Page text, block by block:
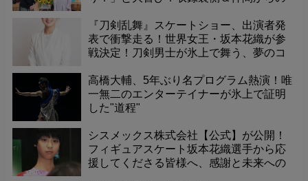
『刀剣乱舞』スケートショー、出演者発
表で衝撃走る！世界女王・坂本花織が参
戦決定！刀剣男士が氷上で舞う、夢のコ
高橋大輔、5年ぶり名プログラム熱演！唯
一無二のエンターテイナーが氷上で証明
した"道程"
シスメックス株式会社【公式】が公開！
フィギュアスケート坂本花織選手から応
援してくださる皆様へ、感謝と未来への